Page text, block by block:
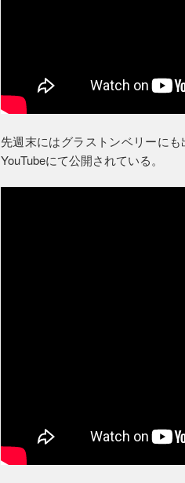
先週末にはグラストンベリーに
YouTubeにて公開されている。